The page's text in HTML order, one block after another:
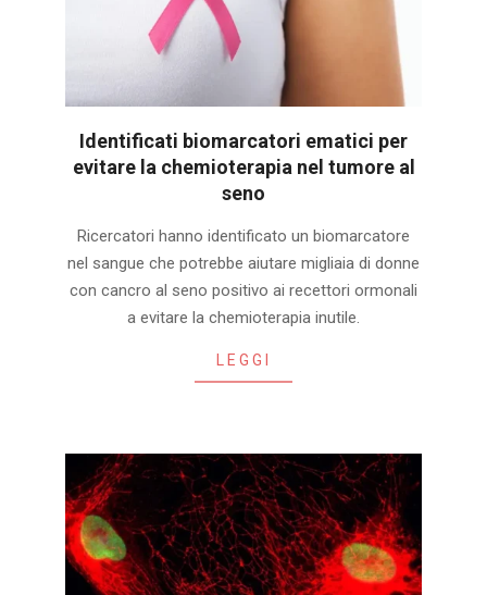
Identificati biomarcatori ematici per
evitare la chemioterapia nel tumore al
seno
08-
05
Ricercatori hanno identificato un biomarcatore
nel sangue che potrebbe aiutare migliaia di donne
con cancro al seno positivo ai recettori ormonali
a evitare la chemioterapia inutile.
LEGGI